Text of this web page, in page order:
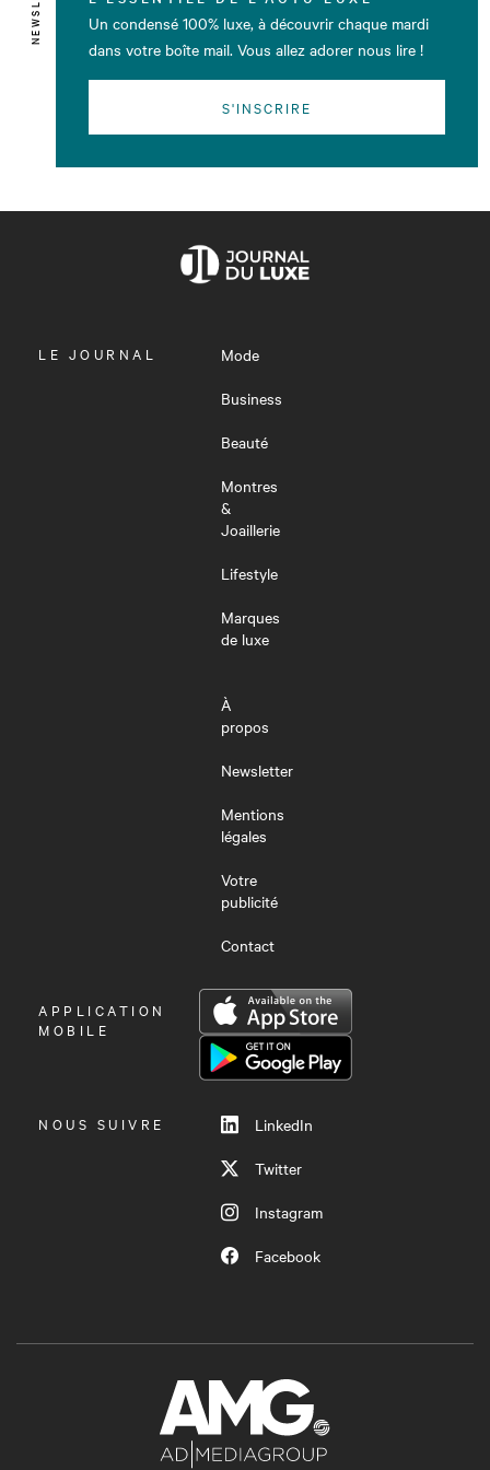
Un condensé 100% luxe, à découvrir chaque mardi
dans votre boîte mail. Vous allez adorer nous lire !
S'INSCRIRE
OUVRIR
LE JOURNAL
Mode
Business
Beauté
Montres
&
Joaillerie
Lifestyle
Marques
de luxe
À
propos
Newsletter
Mentions
légales
Votre
publicité
Contact
OUVRIR
LE
APPLICATION
MOBILE
NOUS SUIVRE
LinkedIn
Twitter
Instagram
Facebook